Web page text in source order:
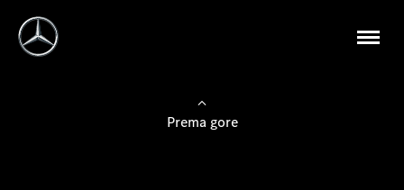
Prema gore